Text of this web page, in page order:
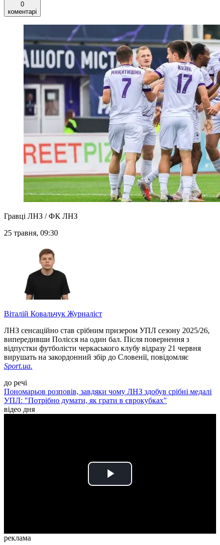
0
коментарі
Гравці ЛНЗ / ФК ЛНЗ
25 травня, 09:30
Віталій Ковальчук Журналіст
ЛНЗ сенсаційно став срібним призером УПЛ сезону 2025/26,
випередивши Полісся на один бал. Після повернення з
відпустки футболісти черкаського клубу відразу 21 червня
вирушать на закордонний збір до Словенії, повідомляє
Sport.ua.
до речі
Пономарьов розповів, завдяки чому ЛНЗ здобув срібні медалі
УПЛ: "Потрібно думати, як грати в єврокубках"
відео дня
Play
реклама